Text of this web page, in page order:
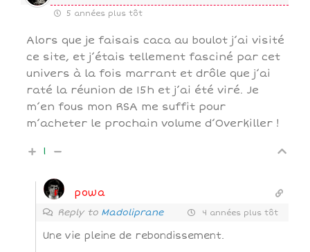
5 années plus tôt
Alors que je faisais caca au boulot j’ai visité
ce site, et j’étais tellement fasciné par cet
univers à la fois marrant et drôle que j’ai
raté la réunion de 15h et j’ai été viré. Je
m’en fous mon RSA me suffit pour
m’acheter le prochain volume d’Overkiller !
1
powa
Reply to Madoliprane 4 années plus tôt
Une vie pleine de rebondissement.